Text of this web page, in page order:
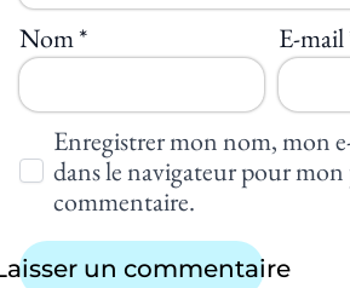
Nom* E-mail
Enregistrer mon nom, mon
dans le navigateur pour
commentaire.